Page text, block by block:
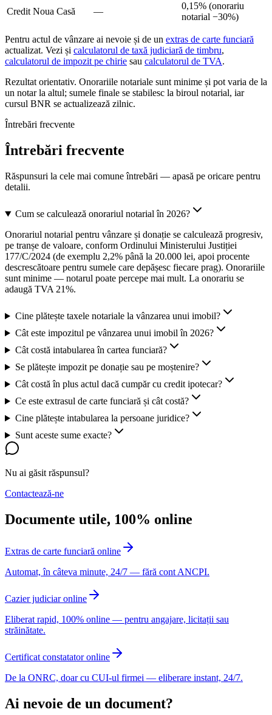
Credit Noua Casă —
0,15% (onorariu
notarial −30%)
Pentru actul de vânzare ai nevoie și de un extras de carte funciară
actualizat. Vezi și calculatorul de taxă judiciară de timbru,
calculatorul de impozit pe chirie sau calculatorul de TVA.
Rezultat orientativ. Onorariile notariale sunt minime și pot varia de la
un notar la altul; sumele finale se stabilesc la biroul notarial, iar
cursul BNR se actualizează zilnic.
Întrebări frecvente
Întrebări frecvente
Răspunsuri la cele mai comune întrebări — apasă pe oricare pentru
detalii.
Cum se calculează onorariul notarial în 2026?
Onorariul notarial pentru vânzare și donație se calculează progresiv,
pe tranșe de valoare, conform Ordinului Ministerului Justiției
177/C/2024 (de exemplu 2,2% până la 20.000 lei, apoi procente
descrescătoare pentru sumele care depășesc fiecare prag). Onorariile
sunt minime — notarul poate percepe mai mult. La onorariu se
adaugă TVA 21%.
Cine plătește taxele notariale la vânzarea unui imobil?
Cât este impozitul pe vânzarea unui imobil în 2026?
Cât costă intabularea în cartea funciară?
Se plătește impozit pe donație sau pe moștenire?
Cât costă în plus actul dacă cumpăr cu credit ipotecar?
Ce este extrasul de carte funciară și cât costă?
Cine plătește intabularea la persoane juridice?
Sunt aceste sume exacte?
Nu ai găsit răspunsul?
Contactează-ne
Documente utile, 100% online
Extras de carte funciară online
Automat, în câteva minute, 24/7 — fără cont ANCPI.
Cazier judiciar online
Eliberat rapid, 100% online — pentru angajare, licitații sau
străinătate.
Certificat constatator online
De la ONRC, doar cu CUI-ul firmei — eliberare instant, 24/7.
Ai nevoie de un document?